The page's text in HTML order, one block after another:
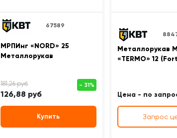
67589
МРПИнг «NORD» 25
Металлорукав
126,88 руб
Купить
Металлорукав
«TERMO» 12
Цена - по
Запрос